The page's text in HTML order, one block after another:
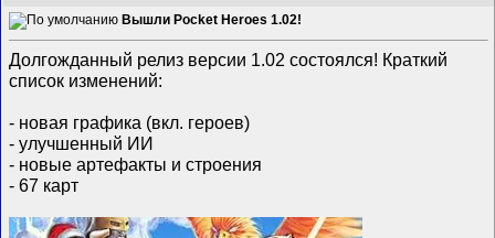
Вышли Pocket Heroes 1.02!
Долгожданный релиз версии 1.02 состоялся! Краткий
список изменений:
- новая графика (вкл. героев)
- улучшенный ИИ
- новые артефакты и строения
- 67 карт